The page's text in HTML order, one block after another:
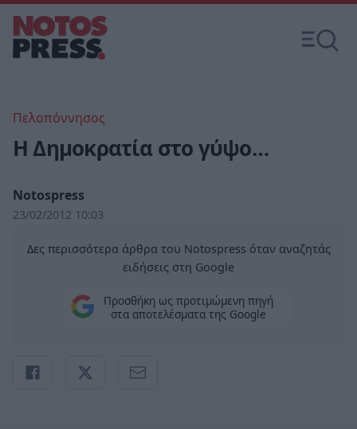
Πελοπόννησος
Η Δημοκρατία στο γύψο…
Notospress
23/02/2012 10:03
Δες περισσότερα άρθρα του Notospress όταν αναζητάς
ειδήσεις στη Google
Προσθήκη ως προτιμώμενη πηγή
στα αποτελέσματα της Google